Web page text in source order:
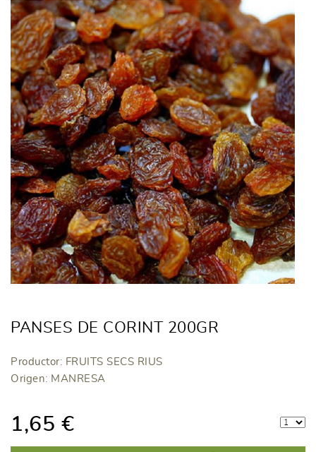
PANSES DE CORINT 200GR
Productor: FRUITS SECS RIUS
Origen: MANRESA
1,65 €